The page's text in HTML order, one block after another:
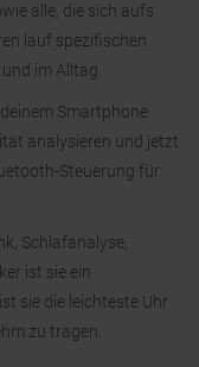
alle, die sich aufs
lauf spezifischen
im Alltag.
Smartphone
analysieren und jetzt
Steuerung für
Schlafanalyse,
ist sie ein
sie die leichteste Uhr
zu tragen.